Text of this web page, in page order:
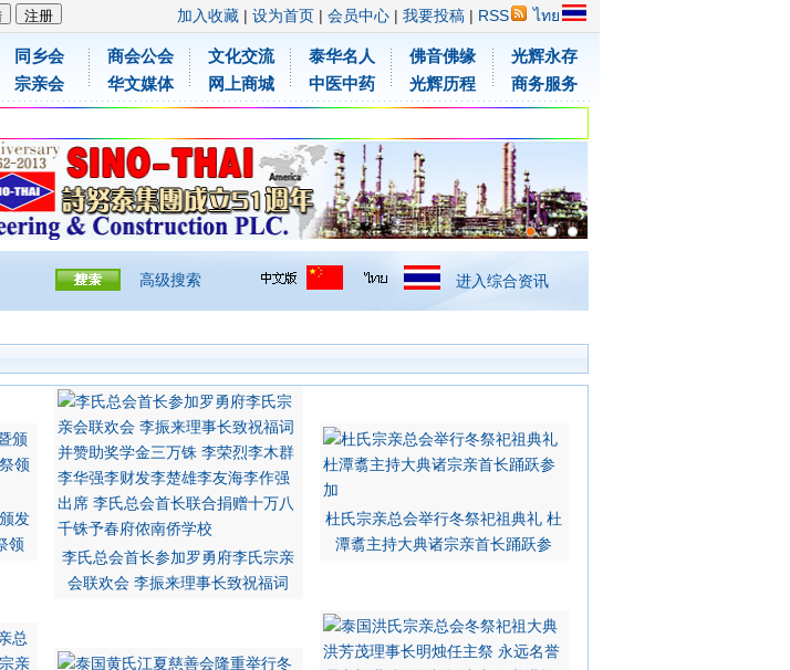
加入收藏 | 设为首页 | 会员中心 | 我要投稿 | RSS ไทย
同乡会
宗亲会
商会公会
华文媒体
文化交流
网上商城
泰华名人
中医中药
佛音佛缘
光辉历程
光辉永存
商务服务
飞沫口罩
防飞沫口罩
高级搜索 进入综合资讯
发
领
李氏总会首长参加罗勇府李氏宗亲
会联欢会 李振来理事长致祝福词
杜氏宗亲总会举行冬祭祀祖典礼 杜
潭翥主持大典诸宗亲首长踊跃参